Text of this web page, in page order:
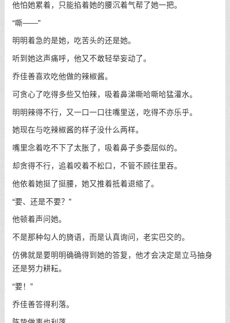
他怕她累着，只能掐着她的腰沉着气帮了她一把。
“嘶——”
明明着急的是她，吃苦头的还是她。
听到她这声痛呼，他又不敢轻举妄动了。
乔佳善喜欢吃他做的辣椒酱。
可贪心了吃得多些又怕辣，吸着鼻涕嘶哈嘶哈猛灌水。
明明辣得不行，又一口一口往嘴里送，吃得不亦乐乎。
她现在与吃辣椒酱的样子没什么两样。
嘴里念着吃不下了太胀了，吸着鼻子多委屈似的。
却贪得不行，追着咬着不松口，不管不顾往里吞。
他依着她挺了挺腰，她又推着抵着退缩了。
“要、还是不要？”
他顿着声问她。
不是那种勾人的旖语，而是认真询问，老实巴交的。
仿佛就是要明明确确得到她的答复，他才会决定是立马抽身
还是努力耕耘。
“要！”
乔佳善答得利落。